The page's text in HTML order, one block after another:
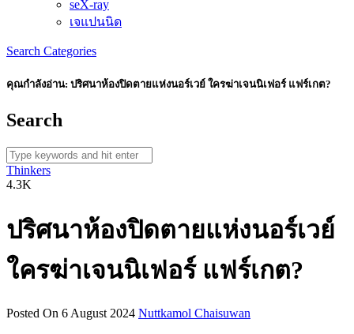
seX-ray
เจแปนนิด
Search Categories
คุณกำลังอ่าน: ปริศนาห้องปิดตายแห่งนอร์เวย์ ใครฆ่าเจนนิเฟอร์ แฟร์เกต?
Search
Thinkers
4.3K
ปริศนาห้องปิดตายแห่งนอร์เวย์
ใครฆ่าเจนนิเฟอร์ แฟร์เกต?
Posted On 6 August 2024 Nuttkamol Chaisuwan